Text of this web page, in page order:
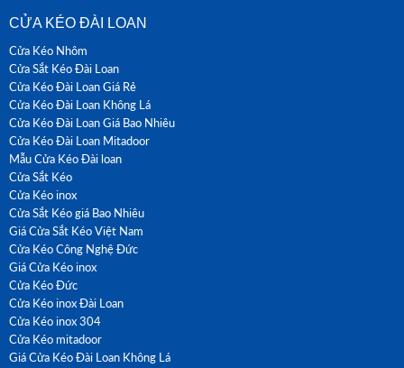
CỬA KÉO ĐÀI LOAN
Cửa Kéo Nhôm
Cửa Sắt Kéo Đài Loan
Cửa Kéo Đài Loan Giá Rẻ
Cửa Kéo Đài Loan Không Lá
Cửa Kéo Đài Loan Giá Bao Nhiêu
Cửa Kéo Đài Loan Mitadoor
Mẫu Cửa Kéo Đài loan
Cửa Sắt Kéo
Cửa Kéo inox
Cửa Sắt Kéo giá Bao Nhiêu
Giá Cửa Sắt Kéo Việt Nam
Cửa Kéo Công Nghệ Đức
Giá Cửa Kéo inox
Cửa Kéo Đức
Cửa Kéo inox Đài Loan
Cửa Kéo inox 304
Cửa Kéo mitadoor
Giá Cửa Kéo Đài Loan Không Lá